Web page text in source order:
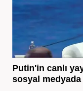
Putin'in canlı
sosyal